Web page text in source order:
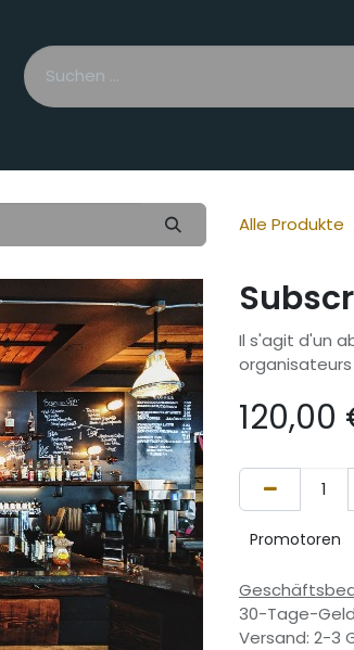
Alle Produkte
Il s'agit d'un
120,00
Promotoren
30-Tage-
Versand: 2-3